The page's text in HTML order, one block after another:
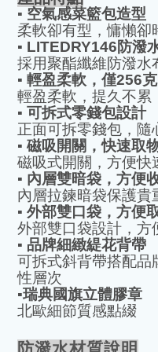
▪️ 空氣感菜籃包造型
柔軟卻有型，慵懶卻
▪️ LITEDRY146防潑
採用聚酯纖維防潑水
▪️ 輕盈柔軟，僅256克
輕盈柔軟，提久不累
▪️ 可拆式零錢包設計
正面可拆零錢包，隨
▪️ 磁吸開關，快速取
磁吸式開關，方便快
▪️ 內層雙暗袋，方便
內層拉鍊暗袋保護貴
▪️ 外部雙口袋，方便
外部雙口袋設計，方
▪️ 品牌細緻緹花背帶
可拆式斜背帶搭配品
性層次
▪️瑞典國旗立體膠章
北歐細節質感點綴